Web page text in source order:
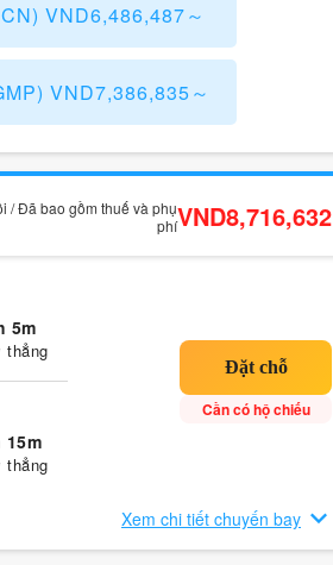
VND6,486,487～
VND7,386,835～
/ Đã bao gồm thuế và phụ
phíVND8,716,632
5m
thẳng
15m
thẳng
Cần có hộ chiếu
Xem chi tiết chuyến bay